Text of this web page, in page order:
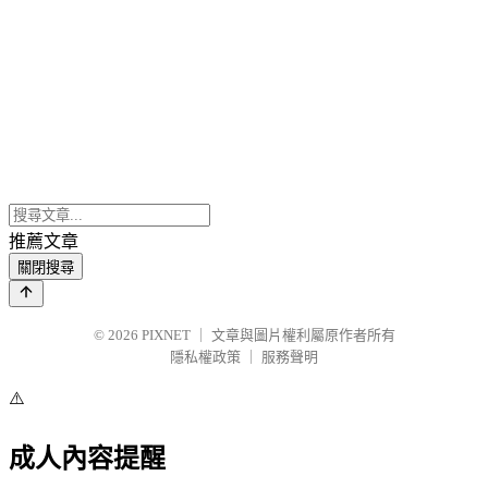
推薦文章
關閉搜尋
© 2026 PIXNET
文章與圖片權利屬原作者所有
隱私權政策
服務聲明
⚠️
成人內容提醒